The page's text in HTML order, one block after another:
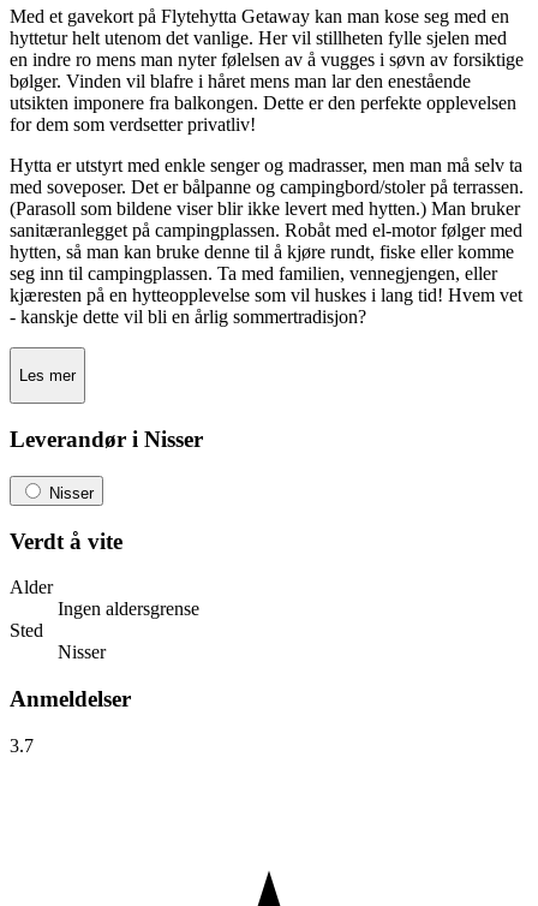
Med et gavekort på Flytehytta Getaway kan man kose seg med en
hyttetur helt utenom det vanlige. Her vil stillheten fylle sjelen med
en indre ro mens man nyter følelsen av å vugges i søvn av forsiktige
bølger. Vinden vil blafre i håret mens man lar den enestående
utsikten imponere fra balkongen. Dette er den perfekte opplevelsen
for dem som verdsetter privatliv!
Hytta er utstyrt med enkle senger og madrasser, men man må selv ta
med soveposer. Det er bålpanne og campingbord/stoler på terrassen.
(Parasoll som bildene viser blir ikke levert med hytten.) Man bruker
sanitæranlegget på campingplassen. Robåt med el-motor følger med
hytten, så man kan bruke denne til å kjøre rundt, fiske eller komme
seg inn til campingplassen. Ta med familien, vennegjengen, eller
kjæresten på en hytteopplevelse som vil huskes i lang tid! Hvem vet
- kanskje dette vil bli en årlig sommertradisjon?
Les mer
Leverandør i Nisser
Nisser
Verdt å vite
Alder
Ingen aldersgrense
Sted
Nisser
Anmeldelser
3.7